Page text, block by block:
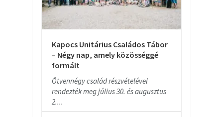
Kapocs Unitárius Családos Tábor
– Négy nap, amely közösséggé
formált
Ötvennégy család részvételével
rendezték meg július 30. és augusztus
2....